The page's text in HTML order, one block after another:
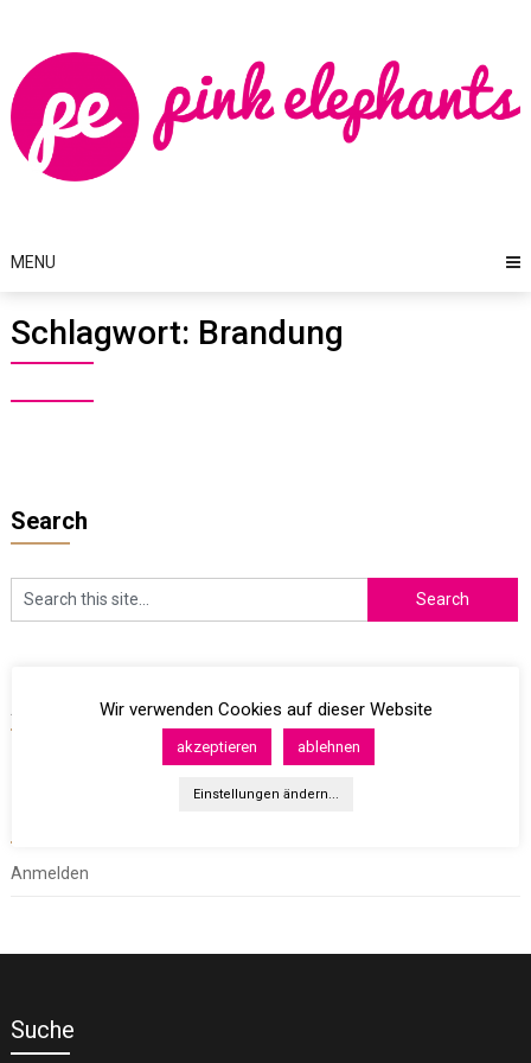
content
MENU
Schlagwort: Brandung
Search
Archives
Anmelden
Suche
Wir verwenden Cookies auf dieser Website
akzeptieren ablehnen
Einstellungen ändern...